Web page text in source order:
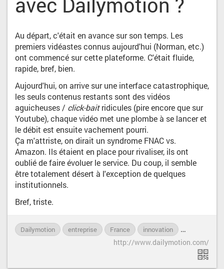
Au départ, c'était en avance sur son temps. Les
premiers vidéastes connus aujourd'hui (Norman, etc.)
ont commencé sur cette plateforme. C'était fluide,
rapide, bref, bien.
Aujourd'hui, on arrive sur une interface catastrophique,
les seuls contenus restants sont des vidéos
aguicheuses / click-baitridicules (pire encore que sur
Youtube), chaque vidéo met une plombe à se lancer et
le débit est ensuite vachement pourri.
Ça m'attriste, on dirait un syndrome FNAC vs.
Amazon. Ils étaient en place pour rivaliser, ils ont
oublié de faire évoluer le service. Du coup, il semble
être totalement désert à l'exception de quelques
institutionnels.
Bref, triste.
Dailymotion entreprise France innovation
http://www.dailymotion.com/